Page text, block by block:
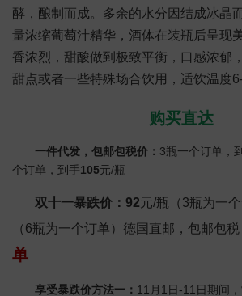
酵，酿制而成。多余的水分因结成冰晶
量浓缩葡萄汁精华，酒体在装瓶后呈现
香浓烈，甜酸做到极致平衡，口感浓郁
甜点或者一些特殊场合饮用，适饮温度
购买直达
一件代发，包邮包税价： 3瓶一个订单，
个订单，到手105元/瓶
双十一暴跌价： 92元/瓶（3瓶为一个
（6瓶为一个订单）德国直邮，包邮包税
单
享受暴跌价方法一： 11月1日-11日期间